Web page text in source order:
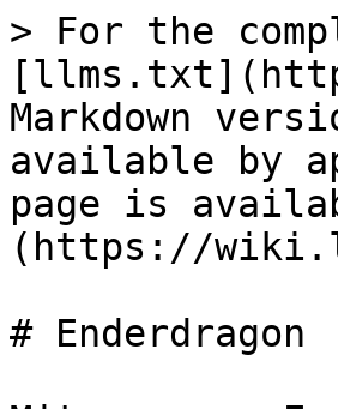
> For the
Markdown
available by
page is
(https://
# Enderdragon